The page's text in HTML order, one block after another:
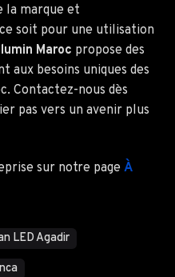
la marque et
soit pour une utilisation
Maroc propose des
aux besoins uniques des
Contactez-nous dès
pas vers un avenir plus
sur notre page À
LED Agadir